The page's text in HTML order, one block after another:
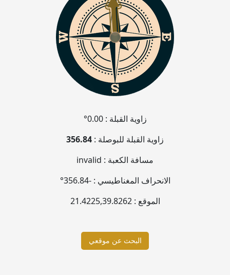
زاوية القبلة :0.00°
زاوية القبلة للبوصلة : 356.84
مسافة الكعبة : invalid
الانحراف المغناطيسي :-356.84°
الموقع :
21.4225,39.8262
البحث عن موقعي